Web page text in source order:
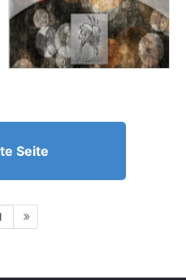
Seite